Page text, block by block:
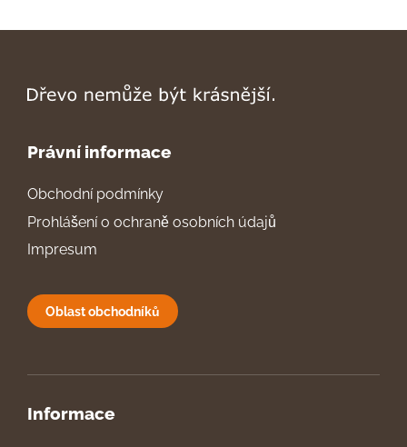
Právní informace
Obchodní podmínky
Prohlášení o ochraně osobních údajů
Impresum
Oblast obchodníků
Informace